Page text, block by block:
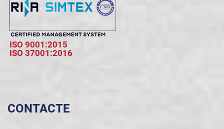
ISO 9001:2015
ISO 37001:2016
CONTACTE